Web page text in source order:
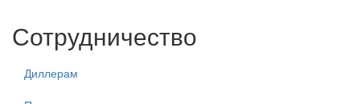
Сотрудничество
Диллерам